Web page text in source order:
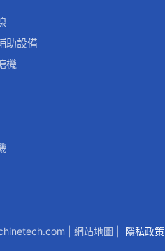
助設備
機
網站地圖 隱私政策